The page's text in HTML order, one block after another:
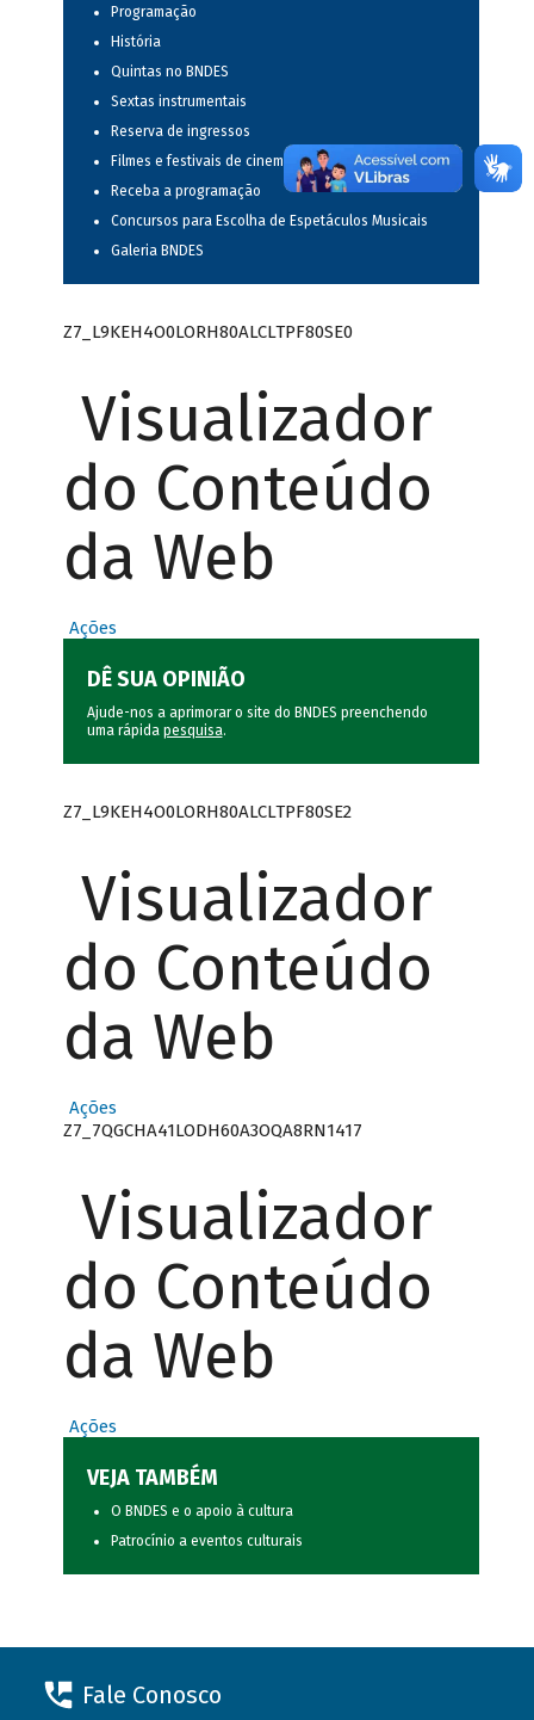
Programação
História
Quintas no BNDES
Sextas instrumentais
Reserva de ingressos
Filmes e festivais de cinema
Receba a programação
Concursos para Escolha de Espetáculos Musicais
Galeria BNDES
Z7_L9KEH4O0LORH80ALCLTPF80SE0
Visualizador
do Conteúdo
da Web
Ações
DÊ SUA OPINIÃO
Ajude-nos a aprimorar o site do BNDES preenchendo
uma rápida pesquisa.
Z7_L9KEH4O0LORH80ALCLTPF80SE2
Visualizador
do Conteúdo
da Web
Ações
Z7_7QGCHA41LODH60A3OQA8RN1417
Visualizador
do Conteúdo
da Web
Ações
VEJA TAMBÉM
O BNDES e o apoio à cultura
Patrocínio a eventos culturais
Fale Conosco